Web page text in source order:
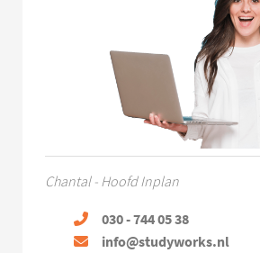
Chantal - Hoofd Inplan
030 - 744 05 38
info@studyworks.nl